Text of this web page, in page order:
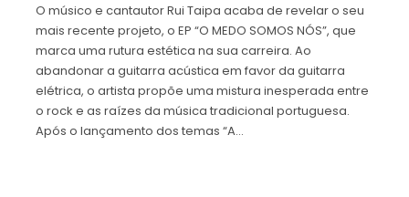
O músico e cantautor Rui Taipa acaba de revelar o seu
mais recente projeto, o EP “O MEDO SOMOS NÓS”, que
marca uma rutura estética na sua carreira. Ao
abandonar a guitarra acústica em favor da guitarra
elétrica, o artista propõe uma mistura inesperada entre
o rock e as raízes da música tradicional portuguesa.
Após o lançamento dos temas “A…